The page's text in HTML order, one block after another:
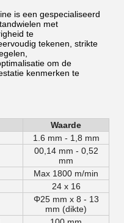
is een gespecialiseerd
met
te
tekenen, strikte
om de
kenmerken te
Waarde
1.6 mm - 1,8 mm
00,14 mm - 0,52
mm
Max 1800 m/min
24 x 16
Φ25 mm x 8 - 13
mm (dikte)